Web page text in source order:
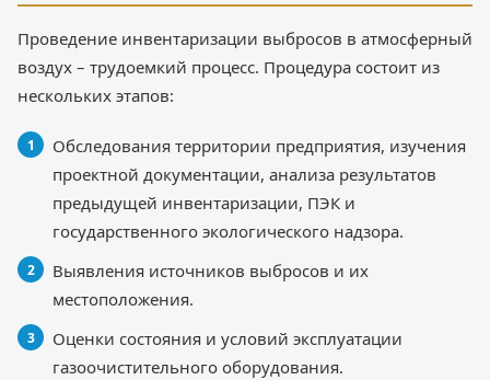
Проведение инвентаризации выбросов в атмосферный
воздух – трудоемкий процесс. Процедура состоит из
нескольких этапов:
Обследования территории предприятия, изучения
проектной документации, анализа результатов
предыдущей инвентаризации, ПЭК и
государственного экологического надзора.
Выявления источников выбросов и их
местоположения.
Оценки состояния и условий эксплуатации
газоочистительного оборудования.